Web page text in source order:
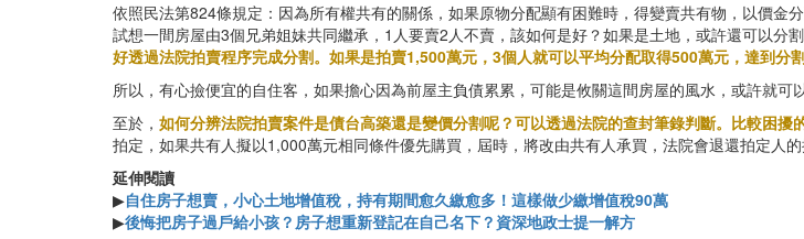
依照民法第824條規定：因為所有權共有的關係，如果原物分配顯有困難時，得變賣共有物，以價金
試想一間房屋由3個兄弟姐妹共同繼承，1人要賣2人不賣，該如何是好？如果是土地，或許還可以分
好透過法院拍賣程序完成分割。如果是拍賣1,500萬元，3個人就可以平均分配取得500萬元，達到分
所以，有心撿便宜的自住客，如果擔心因為前屋主負債累累，可能是攸關這間房屋的風水，或許就可
至於， 如何分辨法院拍賣案件是債台高築還是變價分割呢？可以透過法院的查封筆錄判斷。比較困擾
拍定，如果共有人擬以1,000萬元相同條件優先購買，屆時，將改由共有人承買，法院會退還拍定人
延伸閱讀
▶自住房子想賣，小心土地增值稅，持有期間愈久繳愈多！這樣做少繳增值稅90萬
▶後悔把房子過戶給小孩？房子想重新登記在自己名下？資深地政士提一解方